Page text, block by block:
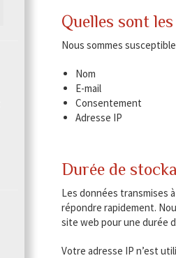
Quelles sont
Nous sommes
Nom
E-mail
Consentement
Adresse IP
Durée de
Les données transmises
répondre rapidement.
site web pour une durée
Votre adresse IP n’est